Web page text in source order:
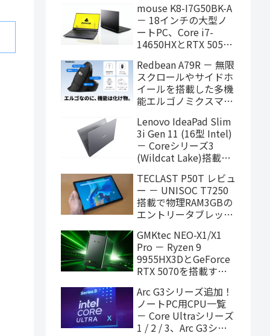
タブレット、発売記念
価格は29,999円！
mouse K8-I7G50BK-A
－ 18インチの大型ノ
ートPC、Core i7-
14650HXとRTX 5050
エイティブも快適にこ
なせます
Redbean A79R － 無限
スクロールやサイドホ
イールを搭載した多機
能エルゴノミクスマウ
ィング中
Lenovo IdeaPad Slim
3i Gen 11 (16型 Intel)
－ Coreシリーズ3
(Wildcat Lake)搭載の
ノート
TECLAST P50T レビュ
ー － UNISOC T7250
搭載で物理RAM3GBの
エントリータブレッ
らアリ
GMKtec NEO-X1/X1
Pro － Ryzen 9
9955HX3DとGeForce
RTX 5070を搭載する
Desktop)」PCが近日
発売
Arc G3シリーズ追加！
ノートPC用CPU一覧
－ Core Ultraシリーズ
1 / 2 / 3、Arc G3シリ